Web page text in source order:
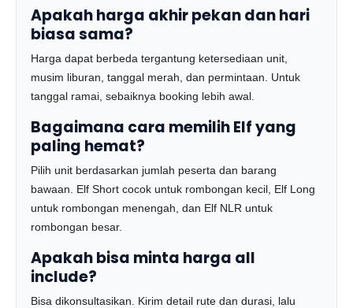
Apakah harga akhir pekan dan hari
biasa sama?
Harga dapat berbeda tergantung ketersediaan unit,
musim liburan, tanggal merah, dan permintaan. Untuk
tanggal ramai, sebaiknya booking lebih awal.
Bagaimana cara memilih Elf yang
paling hemat?
Pilih unit berdasarkan jumlah peserta dan barang
bawaan. Elf Short cocok untuk rombongan kecil, Elf Long
untuk rombongan menengah, dan Elf NLR untuk
rombongan besar.
Apakah bisa minta harga all
include?
Bisa dikonsultasikan. Kirim detail rute dan durasi, lalu